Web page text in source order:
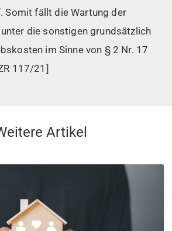
Somit fällt die Wartung der
die sonstigen grundsätzlich
im Sinne von § 2 Nr. 17
117/21]
Artikel